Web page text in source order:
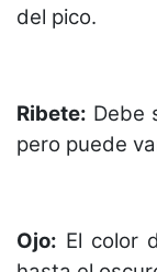
del pico.
Ribete: Debe
pero puede
Ojo: El color